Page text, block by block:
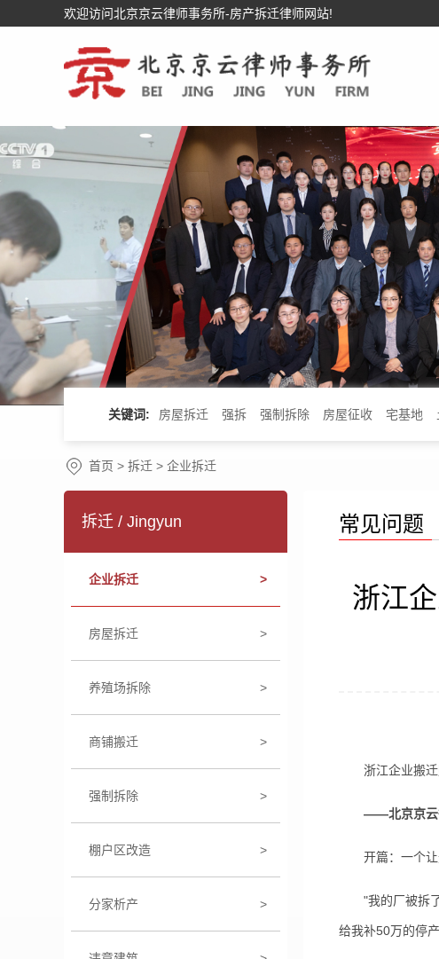
欢迎访问北京京云律师事务所-房产拆迁律师网站!
关键词: 房屋拆迁 强拆 强制拆除 房屋征收 宅基地
首页 > 拆迁 > 企业拆迁
拆迁 / Jingyun
企业拆迁 >
房屋拆迁 >
养殖场拆除 >
商铺搬迁 >
强制拆除 >
棚户区改造 >
分家析产 >
常见问题
浙江
浙江企业搬迁
——北京京云
开篇：一个让
"我的厂被拆了
给我补50万的停